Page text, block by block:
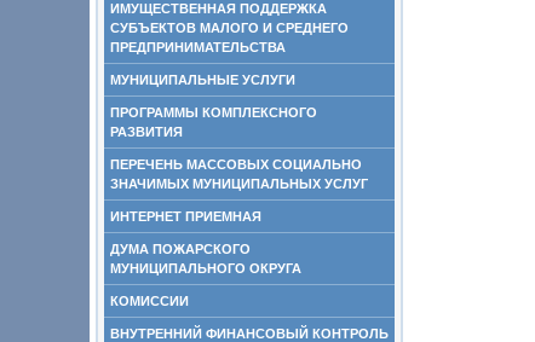
ИМУЩЕСТВЕННАЯ ПОДДЕРЖКА
СУБЪЕКТОВ МАЛОГО И СРЕДНЕГО
ПРЕДПРИНИМАТЕЛЬСТВА
МУНИЦИПАЛЬНЫЕ УСЛУГИ
ПРОГРАММЫ КОМПЛЕКСНОГО
РАЗВИТИЯ
ПЕРЕЧЕНЬ МАССОВЫХ СОЦИАЛЬНО
ЗНАЧИМЫХ МУНИЦИПАЛЬНЫХ УСЛУГ
ИНТЕРНЕТ ПРИЕМНАЯ
ДУМА ПОЖАРСКОГО
МУНИЦИПАЛЬНОГО ОКРУГА
КОМИССИИ
ВНУТРЕННИЙ ФИНАНСОВЫЙ КОНТРОЛЬ